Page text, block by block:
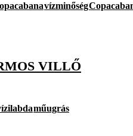
vízminőség
VILLŐ
műugrás